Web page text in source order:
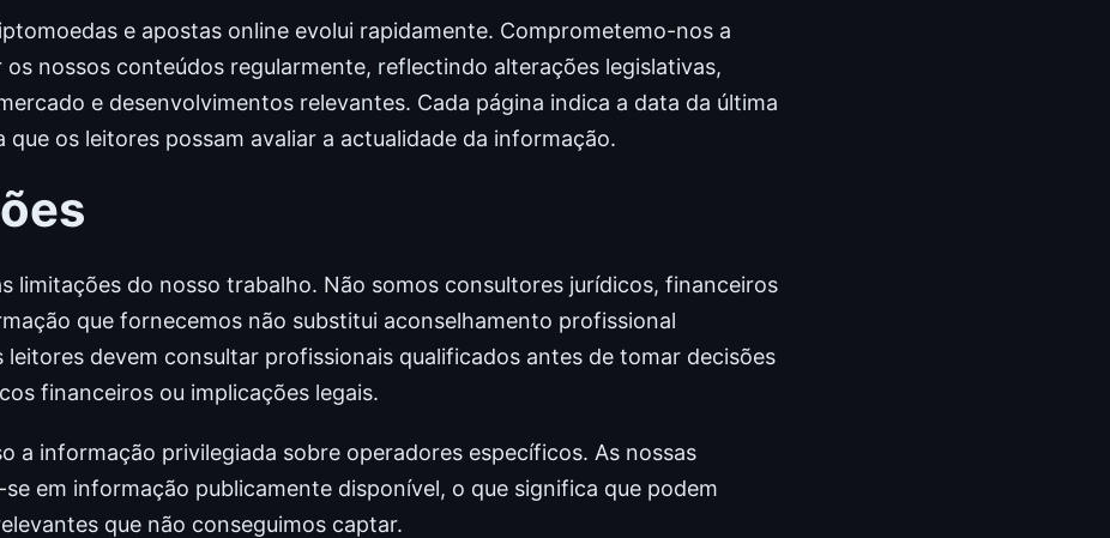
e apostas online evolui rapidamente. Comprometemo-nos a
os nossos conteúdos regularmente, reflectindo alterações legislativas,
e desenvolvimentos relevantes. Cada página indica a data da última
que os leitores possam avaliar a actualidade da informação.
limitações do nosso trabalho. Não somos consultores jurídicos, financeiros
que fornecemos não substitui aconselhamento profissional
leitores devem consultar profissionais qualificados antes de tomar decisões
financeiros ou implicações legais.
a informação privilegiada sobre operadores específicos. As nossas
se em informação publicamente disponível, o que significa que podem
que não conseguimos captar.